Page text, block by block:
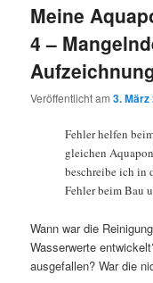
Meine
4 –
Veröffentlicht am3. März
Fehler helfen
gleichen
beschreibe ich in
Fehler beim Bau
Wann war die
Wasserwerte
ausgefallen? War die